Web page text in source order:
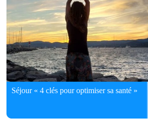
Séjour « 4 clés pour optimiser sa santé »